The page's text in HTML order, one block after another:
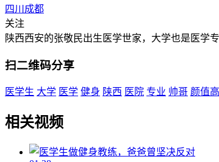
四川成都
关注
陕西西安的张敬民出生医学世家，大学也是医学
扫二维码分享
医学生 大学 医学 健身 陕西 医院 专业 帅哥 颜值高
相关视频